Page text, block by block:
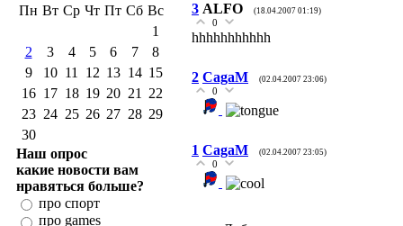
Пн Вт Ср Чт Пт Сб Вс
1
2
3 4 5 6 7
8
9
10 11 12 13 14 15
16 17 18 19 20 21
22
23 24 25 26 27 28 29
30
Наш опрос
какие новости вам
нравяться больше?
про спорт
про games
3 ALFO (18.04.2007 01:19)
0
hhhhhhhhhhh
2 CagaM (02.04.2007 23:06)
0
1 CagaM (02.04.2007 23:05)
0